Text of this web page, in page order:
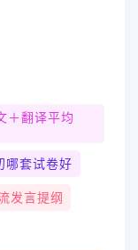
＋翻译平均
哪套试卷好
发言提纲